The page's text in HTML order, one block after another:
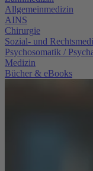
Allgemeinmedizin
AINS
Chirurgie
Sozial- und
Psychosomatik /
Medizin
Bücher & eBooks